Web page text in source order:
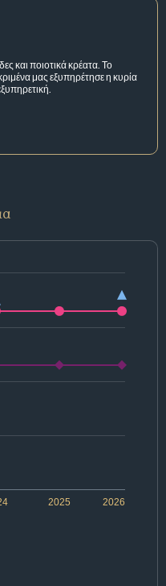
και ποιοτικά κρέατα. Το
μας εξυπηρέτησε η κυρία
2026
2025